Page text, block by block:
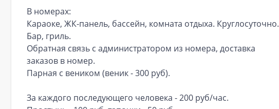
В номерах:
Караоке, ЖК-панель, бассейн, комната отдыха. Круглосуточно.
Бар, гриль.
Обратная связь с администратором из номера, доставка
заказов в номер.
Парная с веником (веник - 300 руб).
За каждого последующего человека - 200 руб/час.